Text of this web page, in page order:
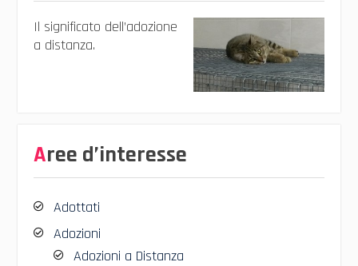
Il significato dell’adozione
a distanza.
Aree d’interesse
Adottati
Adozioni
Adozioni a Distanza